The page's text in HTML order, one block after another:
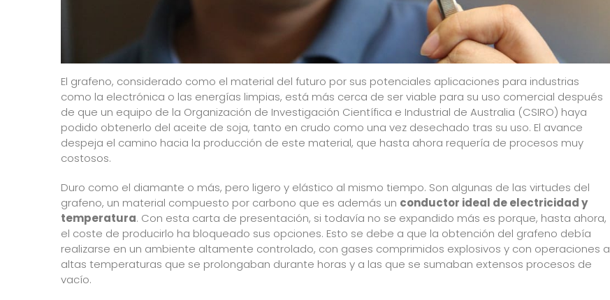
El grafeno, considerado como el material del futuro por sus potenciales aplicaciones para industrias
como la electrónica o las energías limpias, está más cerca de ser viable para su uso comercial después
de que un equipo de la Organización de Investigación Científica e Industrial de Australia (CSIRO) haya
podido obtenerlo del aceite de soja, tanto en crudo como una vez desechado tras su uso. El avance
despeja el camino hacia la producción de este material, que hasta ahora requería de procesos muy
costosos.
Duro como el diamante o más, pero ligero y elástico al mismo tiempo. Son algunas de las virtudes del
grafeno, un material compuesto por carbono que es además un conductor ideal de electricidad y
temperatura. Con esta carta de presentación, si todavía no se expandido más es porque, hasta ahora,
el coste de producirlo ha bloqueado sus opciones. Esto se debe a que la obtención del grafeno debía
realizarse en un ambiente altamente controlado, con gases comprimidos explosivos y con operaciones a
altas temperaturas que se prolongaban durante horas y a las que se sumaban extensos procesos de
vacío.